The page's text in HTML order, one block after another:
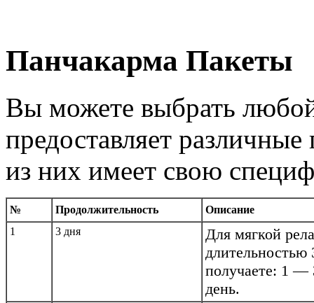
Панчакарма Пакеты
Вы можете выбрать
предоставляет
из них имеет свою
№ Продолжительность
Описание
1
3 дня
Для мягкой
длительностью
получаете: 1 —
день.